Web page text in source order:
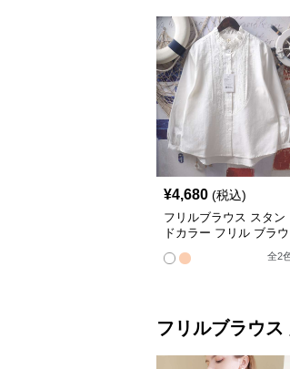
¥4,680 (税込)
フリルブラウス スタン
ドカラー フリル ブラウ
全2
フリルブラウス